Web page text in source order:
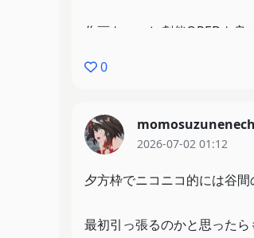
作画もいいし劇伴OPEDも良
0
2026-07-02 01:12
夕方枠でニコニコ的には谷
最初引っ張るのかと思った